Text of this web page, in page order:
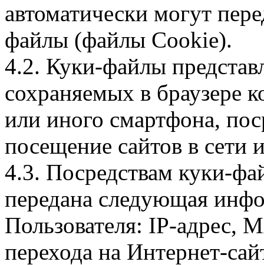
автоматически могут
файлы (файлы Cookie).
4.2. Куки-файлы
сохраняемых в браузере
или иного смартфона,
посещение сайтов в сети
4.3. Посредствам куки-
передана следующая
Пользователя: IP-адрес,
перехода на Интернет-